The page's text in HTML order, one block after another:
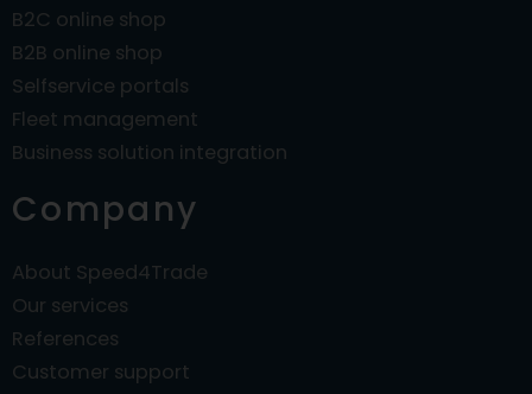
B2C online shop
B2B online shop
Selfservice portals
Fleet management
Business solution integration
Company
About Speed4Trade
Our services
References
Customer support